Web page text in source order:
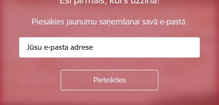
Piesakies jaunumu saņemšanai savā e-pastā.